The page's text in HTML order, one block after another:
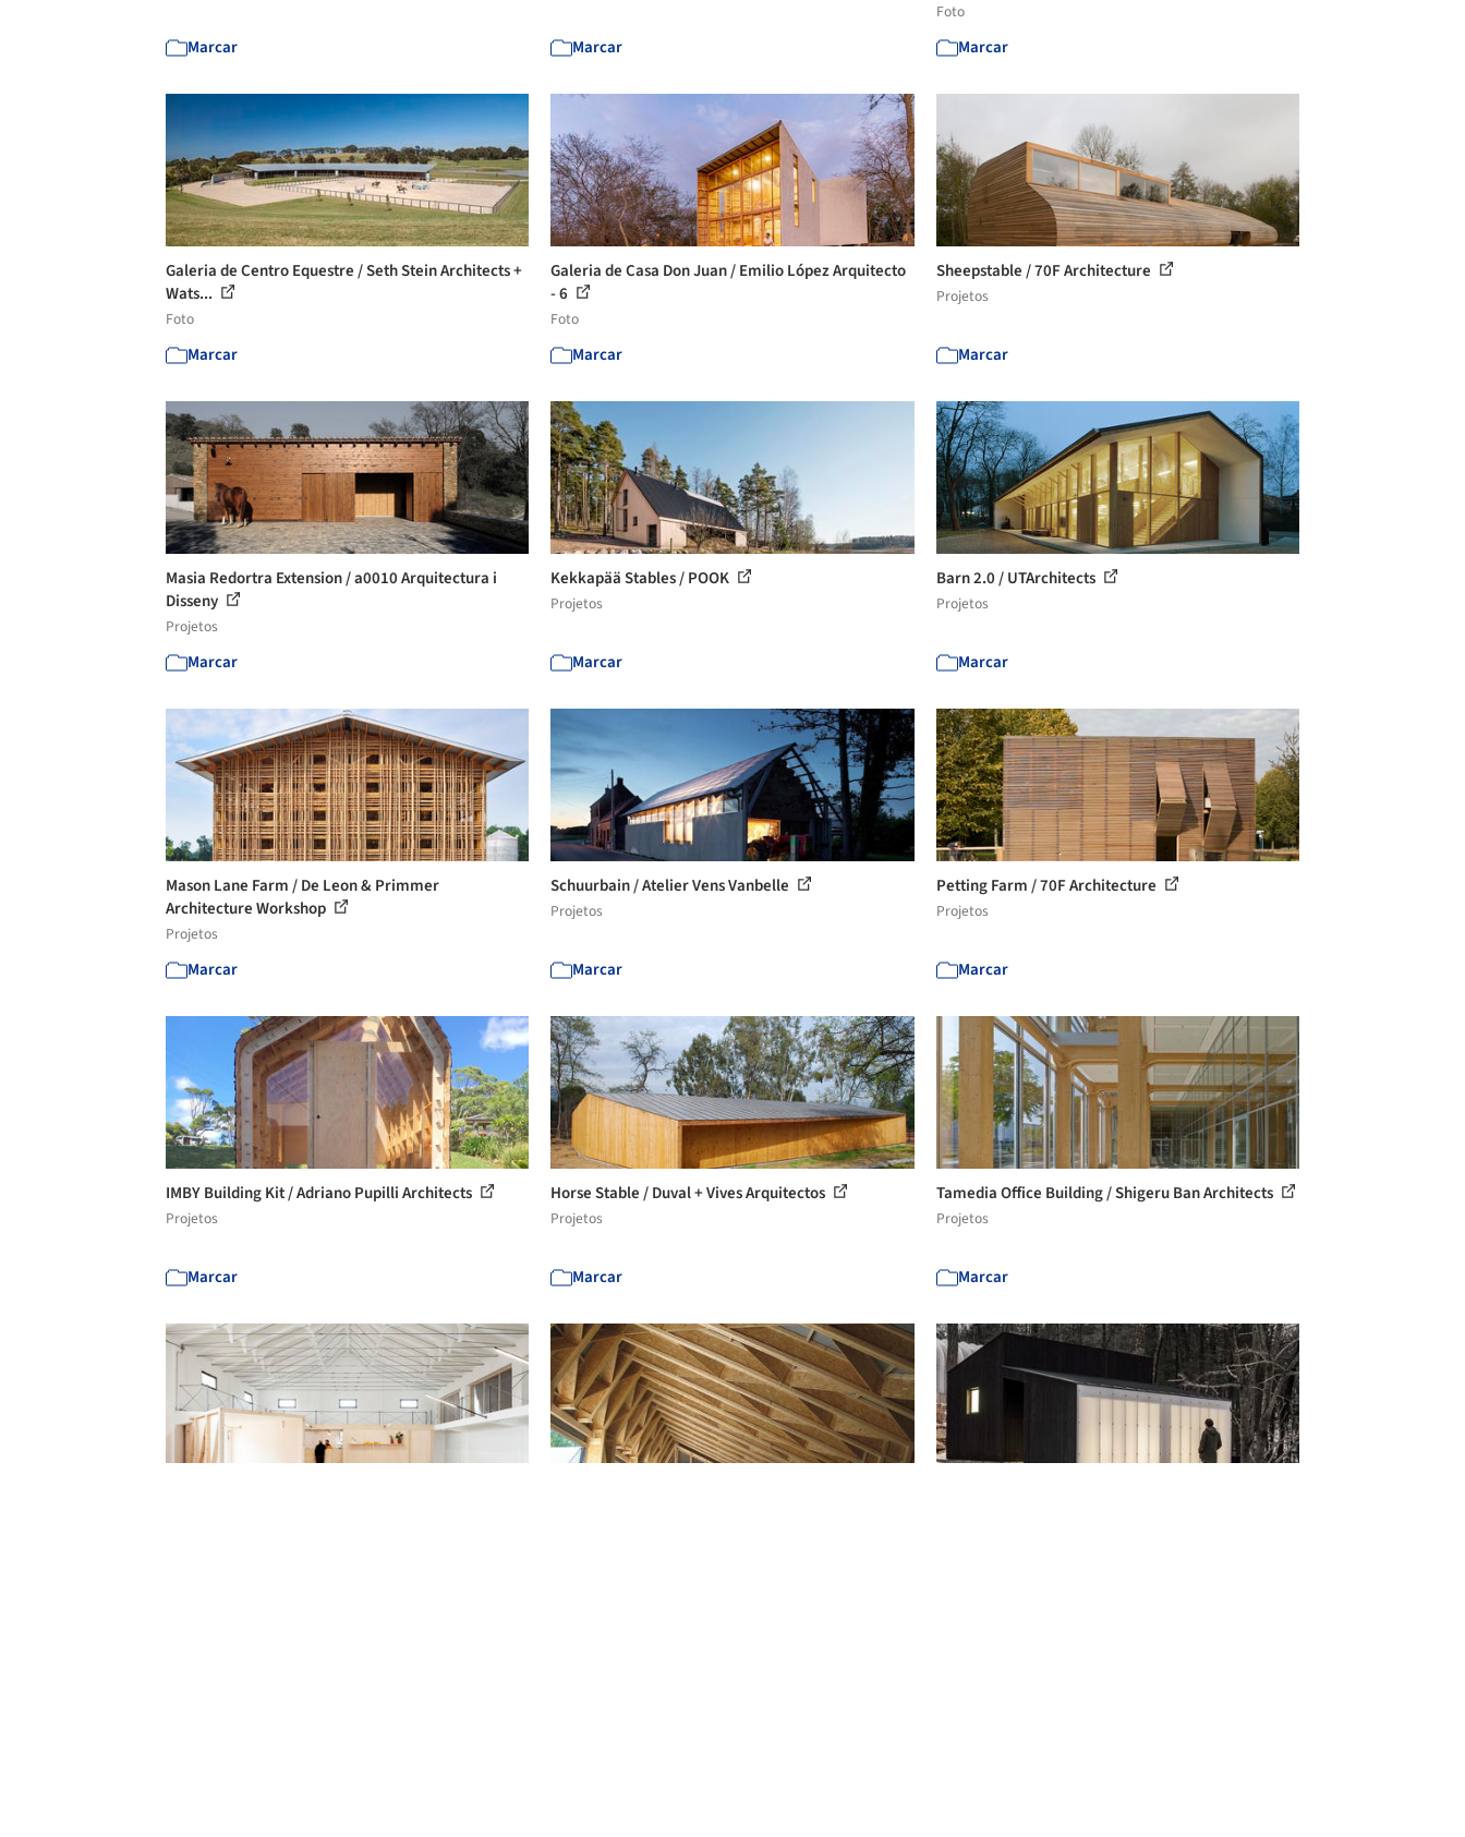
Marcar Marcar
Foto
Marcar
Galeria de Centro Equestre / Seth Stein Architects +
Wats...
Foto
Marcar
Galeria de Casa Don Juan / Emilio López Arquitecto
- 6
Foto
Marcar
Sheepstable / 70F Architecture
Projetos
Marcar
Masia Redortra Extension / a0010 Arquitectura i
Disseny
Projetos
Marcar
Kekkapää Stables / POOK
Projetos
Marcar
Barn 2.0 / UTArchitects
Projetos
Marcar
Mason Lane Farm / De Leon & Primmer
Architecture Workshop
Projetos
Marcar
Schuurbain / Atelier Vens Vanbelle
Projetos
Marcar
Petting Farm / 70F Architecture
Projetos
Marcar
IMBY Building Kit / Adriano Pupilli Architects
Projetos
Marcar
Horse Stable / Duval + Vives Arquitectos
Projetos
Marcar
Tamedia Office Building / Shigeru Ban Architects
Projetos
Marcar